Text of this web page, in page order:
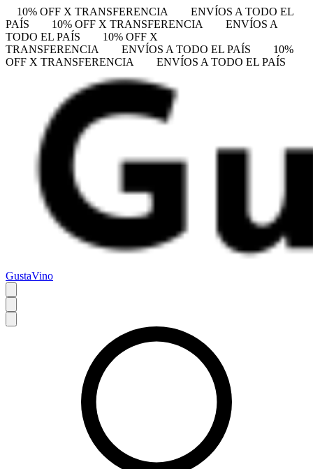
10% OFF X TRANSFERENCIA
ENVÍOS A TODO EL
PAÍS
10% OFF X TRANSFERENCIA
ENVÍOS A
TODO EL PAÍS
10% OFF X
TRANSFERENCIA
ENVÍOS A TODO EL PAÍS
10%
OFF X TRANSFERENCIA
ENVÍOS A TODO EL PAÍS
GustaVino